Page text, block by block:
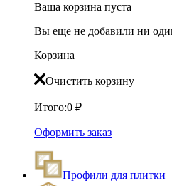
Ваша корзина пуста
Вы еще не добавили ни
Корзина
Очистить корзину
Итого:0 ₽
Оформить заказ
Профили для плитки